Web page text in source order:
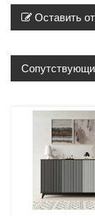
Оставить